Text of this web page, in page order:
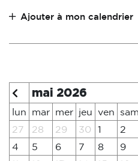
Ajouter à mon calendrier
mai 2026
lun mar mer jeu ven sam
27
28 29 30 1 2
4
5 6 7 8 9